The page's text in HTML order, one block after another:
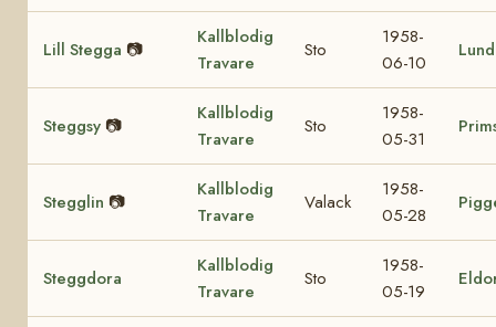
Lill Stegga 📷
Kallblodig
Travare
Sto
1958-
06-10
Steggsy 📷
Kallblodig
Travare
Sto
1958-
05-31
Stegglin 📷
Kallblodig
Travare
Valack
1958-
05-28
Steggdora
Kallblodig
Travare
Sto
1958-
05-19